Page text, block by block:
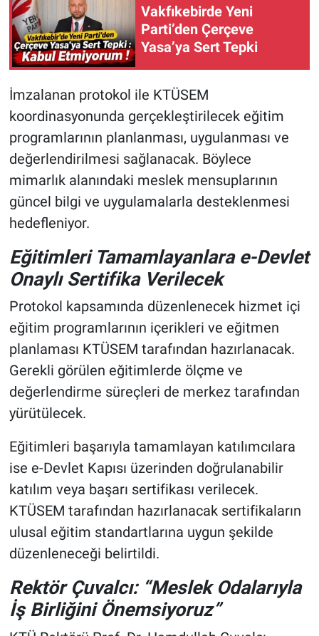
Vakfıkebirde Yeni
Parti’den Çerçeve
Yasa’ya Sert Tepki
İmzalanan protokol ile KTÜSEM
koordinasyonunda gerçekleştirilecek eğitim
programlarının planlanması, uygulanması ve
değerlendirilmesi sağlanacak. Böylece
mimarlık alanındaki meslek mensuplarının
güncel bilgi ve uygulamalarla desteklenmesi
hedefleniyor.
Eğitimleri Tamamlayanlara e-Devlet
Onaylı Sertifika Verilecek
Protokol kapsamında düzenlenecek hizmet içi
eğitim programlarının içerikleri ve eğitmen
planlaması KTÜSEM tarafından hazırlanacak.
Gerekli görülen eğitimlerde ölçme ve
değerlendirme süreçleri de merkez tarafından
yürütülecek.
Eğitimleri başarıyla tamamlayan katılımcılara
ise e-Devlet Kapısı üzerinden doğrulanabilir
katılım veya başarı sertifikası verilecek.
KTÜSEM tarafından hazırlanacak sertifikaların
ulusal eğitim standartlarına uygun şekilde
düzenleneceği belirtildi.
Rektör Çuvalcı: “Meslek Odalarıyla
İş Birliğini Önemsiyoruz”